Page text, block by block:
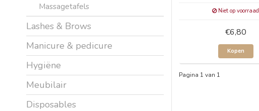
Massagetafels
Lashes & Brows
Manicure & pedicure
Hygiëne
Meubilair
Disposables
Niet op voorraad
€6,80
Kopen
Pagina 1 van 1